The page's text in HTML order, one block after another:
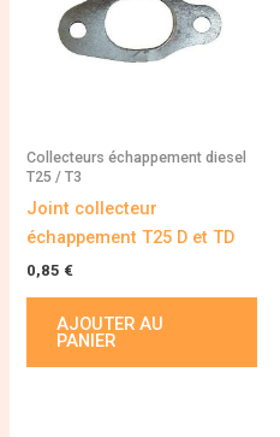
Collecteurs échappement diesel
T25 / T3
Joint collecteur
échappement T25 D et TD
0,85 €
AJOUTER AU
PANIER